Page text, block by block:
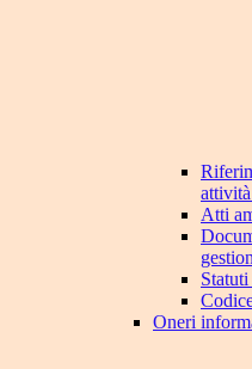
attività
Atti
Oneri